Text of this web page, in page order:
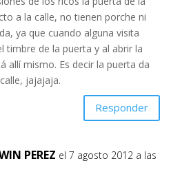
a la calle, no tienen porche ni
ya que cuando alguna visita
timbre de la puerta y al abrir la
allí mismo. Es decir la puerta da
jajajaja.
Responder
PEREZ el 7 agosto 2012 a las